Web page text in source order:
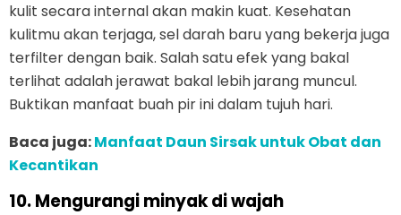
kulit secara internal akan makin kuat. Kesehatan
kulitmu akan terjaga, sel darah baru yang bekerja juga
terfilter dengan baik. Salah satu efek yang bakal
terlihat adalah jerawat bakal lebih jarang muncul.
Buktikan manfaat buah pir ini dalam tujuh hari.
Baca juga:Manfaat Daun Sirsak untuk Obat dan
Kecantikan
10. Mengurangi minyak di wajah